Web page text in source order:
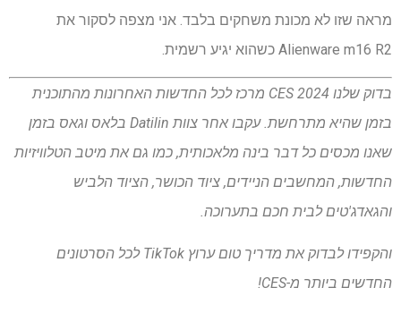
מראה שזו לא מכונת משחקים בלבד. אני מצפה לסקור את
Alienware m16 R2 כשהוא יגיע רשמית.
בדוק שלנו
מרכז לכל החדשות האחרונות מהתוכנית
בזמן שהיא מתרחשת. עקבו אחר צוות Datilin בלאס וגאס בזמן
שאנו מכסים כל דבר בינה מלאכותית, כמו גם את מיטב הטלוויזיות
החדשות, המחשבים הניידים, ציוד הכושר, הציוד הלביש
והגאדג'טים לבית חכם בתערוכה.
והקפידו לבדוק את מדריך טום ערוץ TikTok
לכל הסרטונים
החדשים ביותר מ-CES!